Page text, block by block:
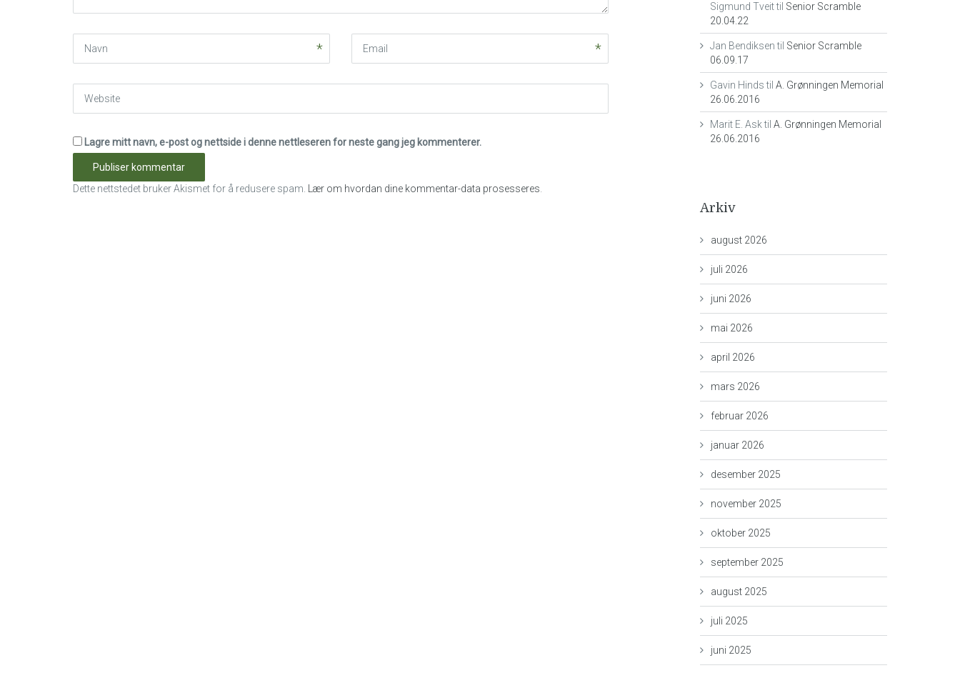
Lagre mitt navn, e-post og nettside i denne nettleseren for neste gang jeg kommenterer.
Dette nettstedet bruker Akismet for å redusere spam. Lær om hvordan dine kommentar-data prosesseres
Sigmund Tveittil Senior Scramble
20.04.22
Jan Bendiksentil Senior Scramble
06.09.17
Gavin Hindstil A. Grønningen Memorial
26.06.2016
Marit E. Asktil A. Grønningen Memorial
26.06.2016
Arkiv
august 2026
juli 2026
juni 2026
mai 2026
april 2026
mars 2026
februar 2026
januar 2026
desember 2025
november 2025
oktober 2025
september 2025
august 2025
juli 2025
juni 2025